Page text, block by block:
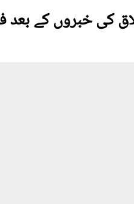
کی خبروں کے